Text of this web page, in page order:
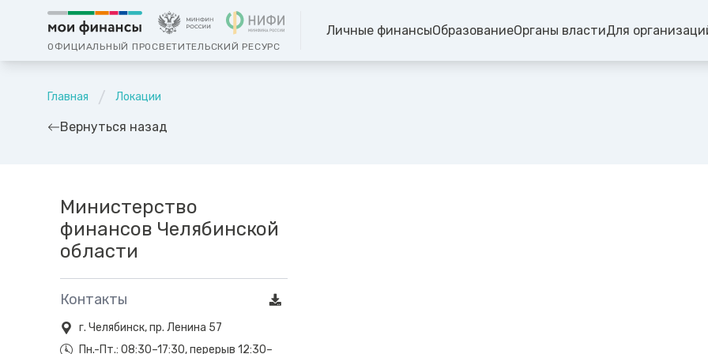
ОФИЦИАЛЬНЫЙ ПРОСВЕТИТЕЛЬСКИЙ РЕСУРС
Личные финансыОбразованиеОрганы властиДля
Главная Локации
Вернуться назад
Министерство
финансов Челябинской
области
Контакты
г. Челябинск, пр. Ленина 57
Пн.-Пт.: 08:30–17:30, перерыв 12:30–